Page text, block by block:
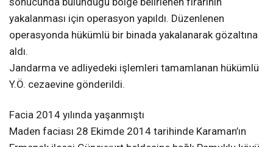
yakalanması için operasyon yapıldı. Düzenlenen
operasyonda hükümlü bir binada yakalanarak gözaltına
aldı.
Jandarma ve adliyedeki işlemleri tamamlanan hükümlü
Y.Ö. cezaevine gönderildi.
Facia 2014 yılında yaşanmıştı
Maden faciası 28 Ekimde 2014 tarihinde Karaman’ın